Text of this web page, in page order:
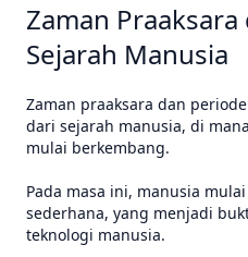
Zaman
Sejarah Manusia
Zaman praaksara dan
dari sejarah manusia, di
mulai berkembang.
Pada masa ini, manusia
sederhana, yang menjadi
teknologi manusia.